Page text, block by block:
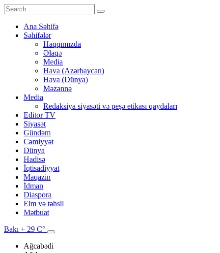
Ana Səhifə
Səhifələr
Haqqımızda
Əlaqə
Media
Hava (Azərbaycan)
Hava (Dünya)
Məzənnə
Media
Redaksiya siyasəti və peşə etikası qaydaları
Editor TV
Siyasət
Gündəm
Cəmiyyət
Dünya
Hadisə
İqtisadiyyat
Maqazin
İdman
Diaspora
Elm və təhsil
Mətbuat
Bakı + 29 C°
Ağcabədi